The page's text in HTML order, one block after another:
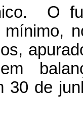
O
mínimo,
30 de